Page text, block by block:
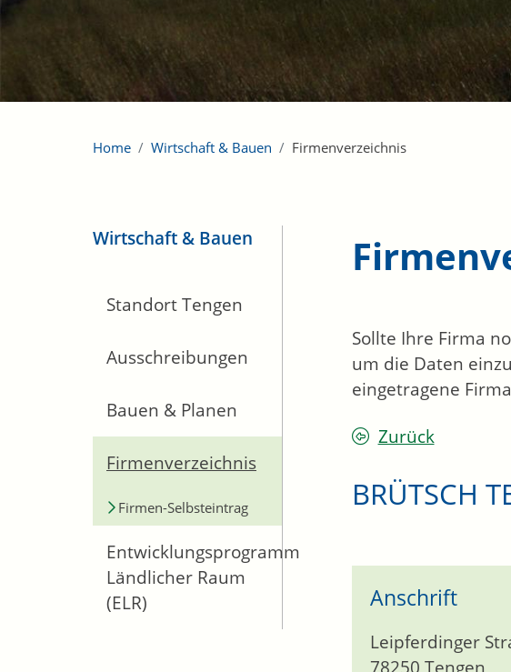
Home Wirtschaft & Bauen Firmenverzeichnis
Wirtschaft & Bauen
Standort Tengen
Ausschreibungen
Bauen & Planen
Firmenverzeichnis
Firmen-Selbsteintrag
Entwicklungsprogramm
Ländlicher Raum
(ELR)
Sollte Ihre Firma
um die Daten
eingetragene
Zurück
BRÜTSCH
Anschrift
Leipferdinger